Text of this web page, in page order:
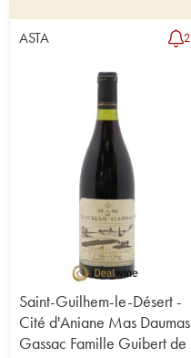
ASTA 2
Saint-Guilhem-le-Désert -
Cité d'Aniane Mas Daumas
Gassac Famille Guibert de